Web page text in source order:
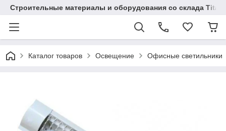
Строительные материалы и оборудования со склада
Каталог товаров Освещение Офисные светильники